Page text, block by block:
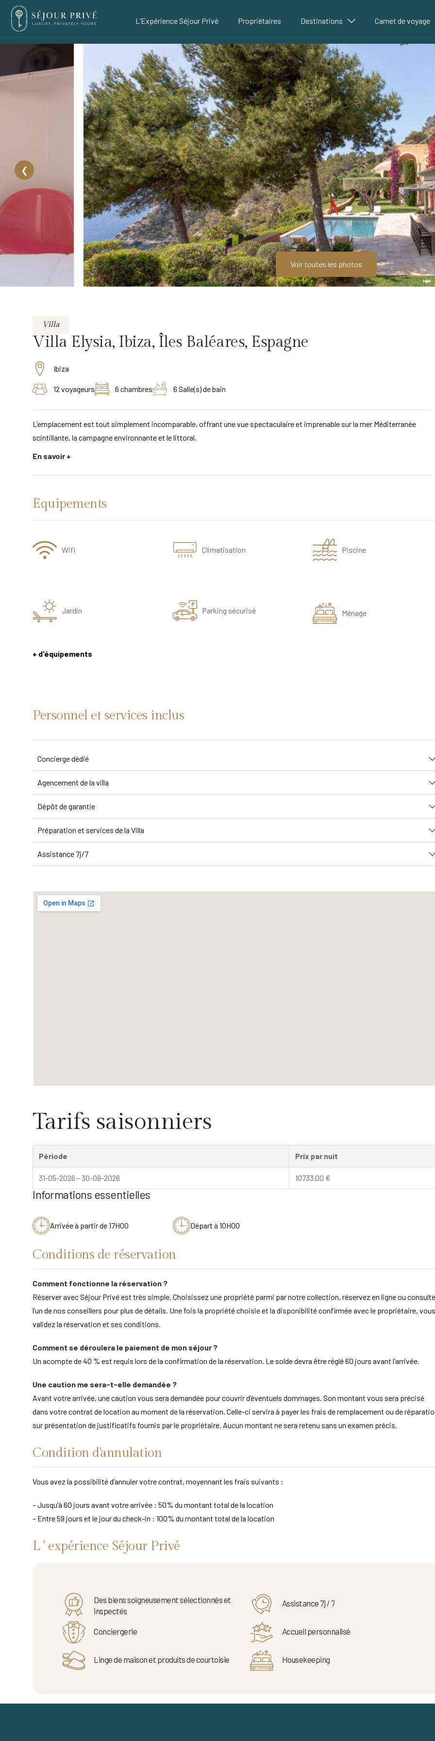
L’Expérience Séjour Privé Propriétaires Destinations Carnet de voyage
❮
Voir toutes les photos
Villa
Villa Elysia, Ibiza, Îles Baléares, Espagne
Ibiza
12 voyageurs 6 chambres 6 Salle(s) de bain
L'emplacement est tout simplement incomparable, offrant une vue spectaculaire et imprenable sur la mer Méditerranée
scintillante, la campagne environnante et le littoral.
En savoir +
Équipements
Wifi Climatisation Piscine
Jardin Parking sécurisé Ménage
+ d'équipements
Personnel et services inclus
Concierge dédié
Agencement de la villa
Dépôt de garantie
Préparation et services de la Villa
Assistance 7j/7
Tarifs saisonniers
Période Prix par nuit
31-05-2026 – 30-09-2026 10733,00 €
Informations essentielles
Arrivée à partir de 17H00 Départ à 10H00
Conditions de réservation
Comment fonctionne la réservation ?
Réserver avec Séjour Privé est très simple. Choisissez une propriété parmi par notre collection, réservez en ligne ou
l’un de nos conseillers pour plus de détails. Une fois la propriété choisie et la disponibilité confirmée avec le propriétaire, vous
validez la réservation et ses conditions.
Comment se déroulera le paiement de mon séjour ?
Un acompte de 40 % est requis lors de la confirmation de la réservation. Le solde devra être réglé 60 jours avant l’arrivée.
Une caution me sera-t-elle demandée ?
Avant votre arrivée, une caution vous sera demandée pour couvrir d’éventuels dommages. Son montant vous sera précisé
dans votre contrat de location au moment de la réservation. Celle-ci servira à payer les frais de remplacement ou de
sur présentation de justificatifs fournis par le propriétaire. Aucun montant ne sera retenu sans un examen précis.
Condition d'annulation
Vous avez la possibilité d’annuler votre contrat, moyennant les frais suivants :
– Jusqu’à 60 jours avant votre arrivée : 50% du montant total de la location
– Entre 59 jours et le jour du check-in : 100% du montant total de la location
L ' expérience Séjour Privé
Des biens soigneusement sélectionnés et
inspectés
Assistance 7j / 7
Conciergerie Accueil personnalisé
Linge de maison et produits de courtoisie Housekeeping